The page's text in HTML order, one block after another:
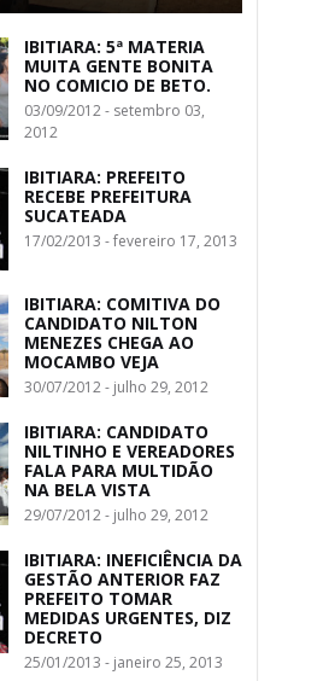
IBITIARA: 5ª MATERIA
MUITA GENTE BONITA
NO COMICIO DE BETO.
03/09/2012 - setembro 03,
2012
IBITIARA: PREFEITO
RECEBE PREFEITURA
SUCATEADA
17/02/2013 - fevereiro 17, 2013
IBITIARA: COMITIVA DO
CANDIDATO NILTON
MENEZES CHEGA AO
MOCAMBO VEJA
30/07/2012 - julho 29, 2012
IBITIARA: CANDIDATO
NILTINHO E VEREADORES
FALA PARA MULTIDÃO
NA BELA VISTA
29/07/2012 - julho 29, 2012
IBITIARA: INEFICIÊNCIA DA
GESTÃO ANTERIOR FAZ
PREFEITO TOMAR
MEDIDAS URGENTES, DIZ
DECRETO
25/01/2013 - janeiro 25, 2013